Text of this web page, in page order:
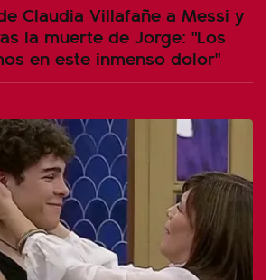
Claudia Villafañe a Messi y
la muerte de Jorge: "Los
en este inmenso dolor"